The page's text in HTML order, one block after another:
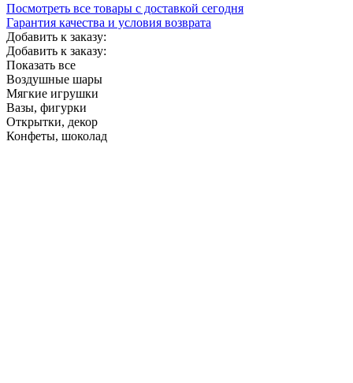
Посмотреть все товары с доставкой сегодня
Гарантия качества и условия возврата
Добавить к заказу:
Добавить к заказу:
Показать все
Воздушные шары
Мягкие игрушки
Вазы, фигурки
Открытки, декор
Конфеты, шоколад